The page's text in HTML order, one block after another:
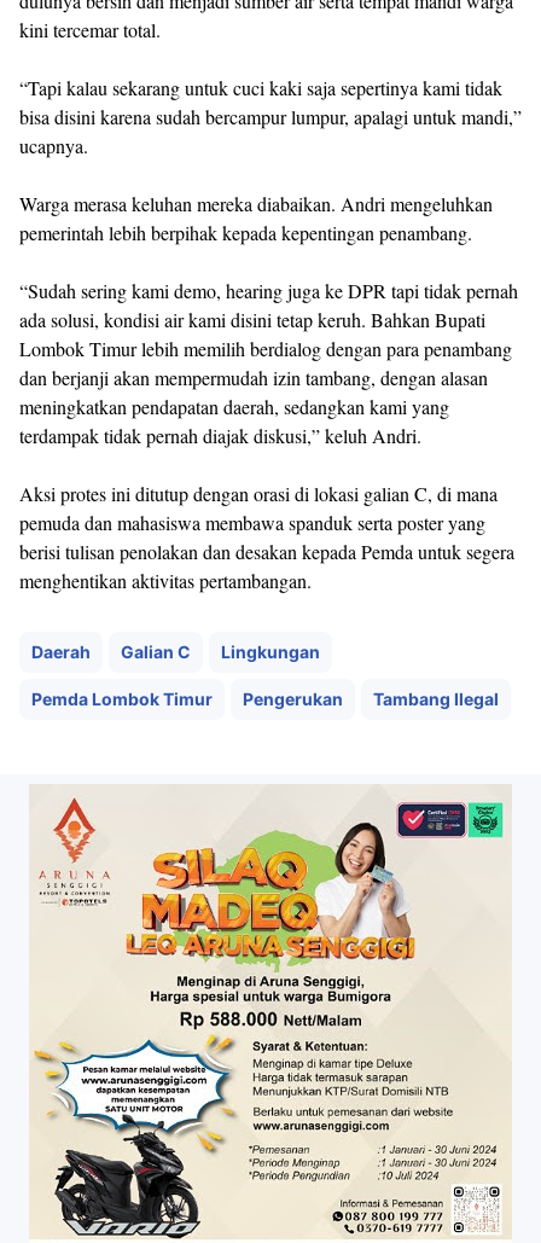
kini tercemar total.
“Tapi kalau sekarang untuk cuci kaki saja sepertinya kami tidak
bisa disini karena sudah bercampur lumpur, apalagi untuk mandi,”
ucapnya.
Warga merasa keluhan mereka diabaikan. Andri mengeluhkan
pemerintah lebih berpihak kepada kepentingan penambang.
“Sudah sering kami demo, hearing juga ke DPR tapi tidak pernah
ada solusi, kondisi air kami disini tetap keruh. Bahkan Bupati
Lombok Timur lebih memilih berdialog dengan para penambang
dan berjanji akan mempermudah izin tambang, dengan alasan
meningkatkan pendapatan daerah, sedangkan kami yang
terdampak tidak pernah diajak diskusi,” keluh Andri.
Aksi protes ini ditutup dengan orasi di lokasi galian C, di mana
pemuda dan mahasiswa membawa spanduk serta poster yang
berisi tulisan penolakan dan desakan kepada Pemda untuk segera
menghentikan aktivitas pertambangan.
Daerah Galian C Lingkungan
Pemda Lombok Timur Pengerukan Tambang Ilegal